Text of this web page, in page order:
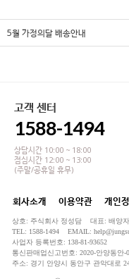
5월 가정의달 배송안내
고객 센터
1588-1494
상담시간 10:00 ~ 18:00
점심시간 12:00 ~ 13:00
(주말/공휴일 휴무)
회사소개 이용약관 개인
상호: 주식회사 정성담 대표: 배양
TEL: 1588-1494 EMAIL:
사업자 등록번호: 138-81-93652
통신판매업신고번호: 2020-안양동안-
주소: 경기 안양시 동안구 관악대로